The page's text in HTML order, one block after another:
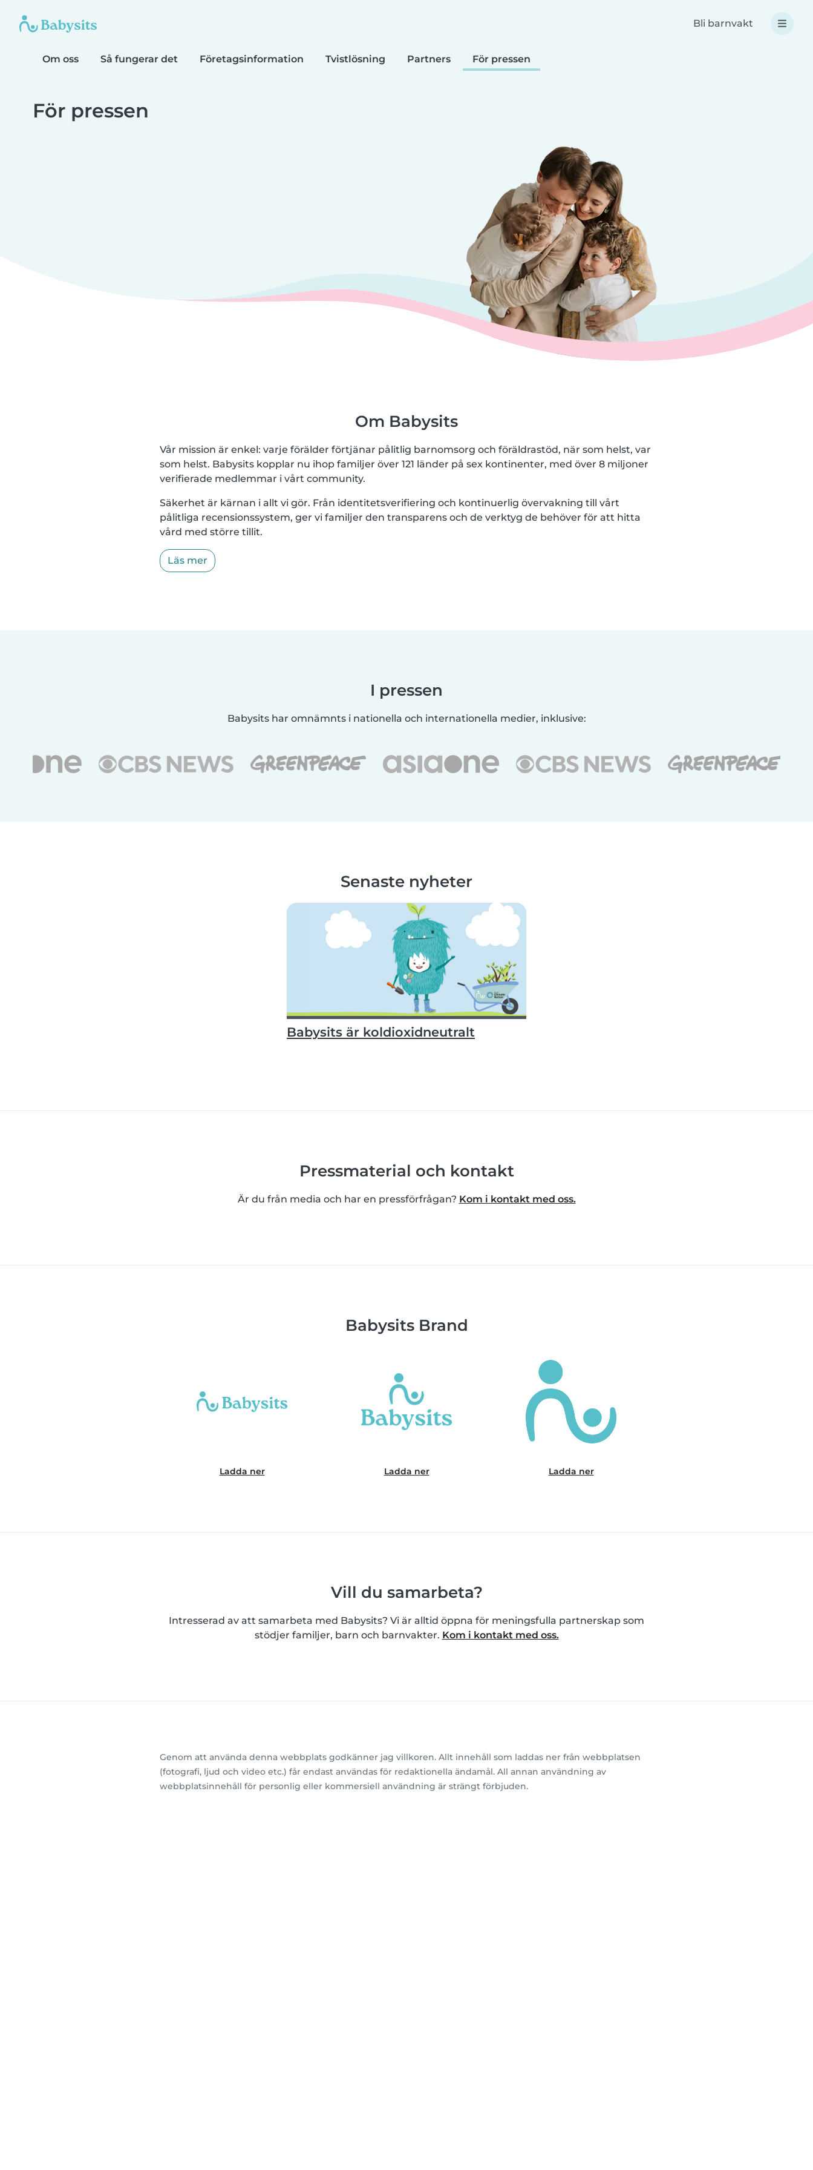
Bli barnvakt
Om oss Så fungerar det Företagsinformation Tvistlösning Partners För pressen
För pressen
Om Babysits
Vår mission är enkel: varje förälder förtjänar pålitlig barnomsorg och föräldrastöd, när som helst, var
som helst. Babysits kopplar nu ihop familjer över 121 länder på sex kontinenter, med över 8 miljoner
verifierade medlemmar i vårt community.
Säkerhet är kärnan i allt vi gör. Från identitetsverifiering och kontinuerlig övervakning till vårt
pålitliga recensionssystem, ger vi familjer den transparens och de verktyg de behöver för att hitta
vård med större tillit.
Läs mer
I pressen
Babysits har omnämnts i nationella och internationella medier, inklusive:
Senaste nyheter
Babysits är koldioxidneutralt
Pressmaterial och kontakt
Är du från media och har en pressförfrågan? Kom i kontakt med oss.
Babysits Brand
Ladda ner Ladda ner Ladda ner
Vill du samarbeta?
Intresserad av att samarbeta med Babysits? Vi är alltid öppna för meningsfulla partnerskap som
stödjer familjer, barn och barnvakter. Kom i kontakt med oss.
Genom att använda denna webbplats godkänner jag villkoren. Allt innehåll som laddas ner från webbplatsen
(fotografi, ljud och video etc.) får endast användas för redaktionella ändamål. All annan användning av
webbplatsinnehåll för personlig eller kommersiell användning är strängt förbjuden.